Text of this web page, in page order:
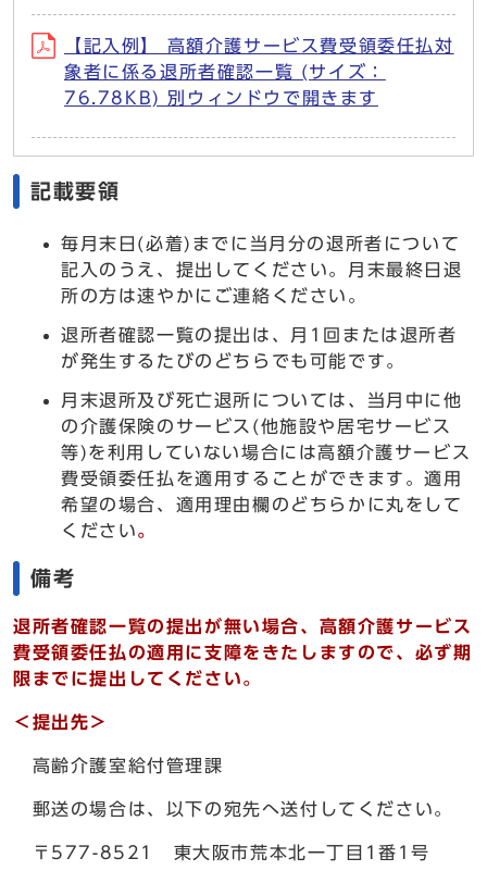
【記入例】 高額介護サービス費受領委任払対
象者に係る退所者確認一覧 (サイズ：
76.78KB) 別ウィンドウで開きます
記載要領
毎月末日(必着)までに当月分の退所者について
記入のうえ、提出してください。月末最終日退
所の方は速やかにご連絡ください。
退所者確認一覧の提出は、月1回または退所者
が発生するたびのどちらでも可能です。
月末退所及び死亡退所については、当月中に他
の介護保険のサービス(他施設や居宅サービス
等)を利用していない場合には高額介護サービス
費受領委任払を適用することができます。適用
希望の場合、適用理由欄のどちらかに丸をして
ください。
備考
退所者確認一覧の提出が無い場合、高額介護サービス
費受領委任払の適用に支障をきたしますので、必ず期
限までに提出してください。
＜提出先＞
高齢介護室給付管理課
郵送の場合は、以下の宛先へ送付してください。
〒577-8521 東大阪市荒本北一丁目1番1号